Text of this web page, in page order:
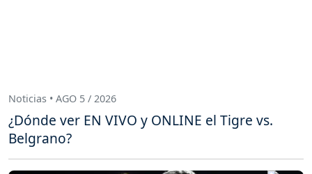
Noticias • AGO 5 / 2026
¿Dónde ver EN VIVO y ONLINE el Tigre vs.
Belgrano?